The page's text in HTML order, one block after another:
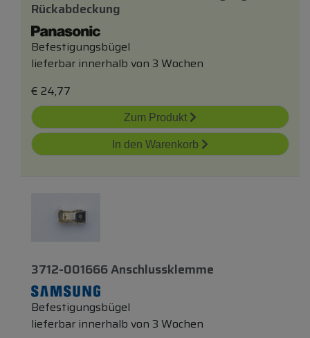
Rückabdeckung
Befestigungsbügel
lieferbar innerhalb von 3 Wochen
€ 24,77
Zum Produkt
In den Warenkorb
3712-001666 Anschlussklemme
Befestigungsbügel
lieferbar innerhalb von 3 Wochen